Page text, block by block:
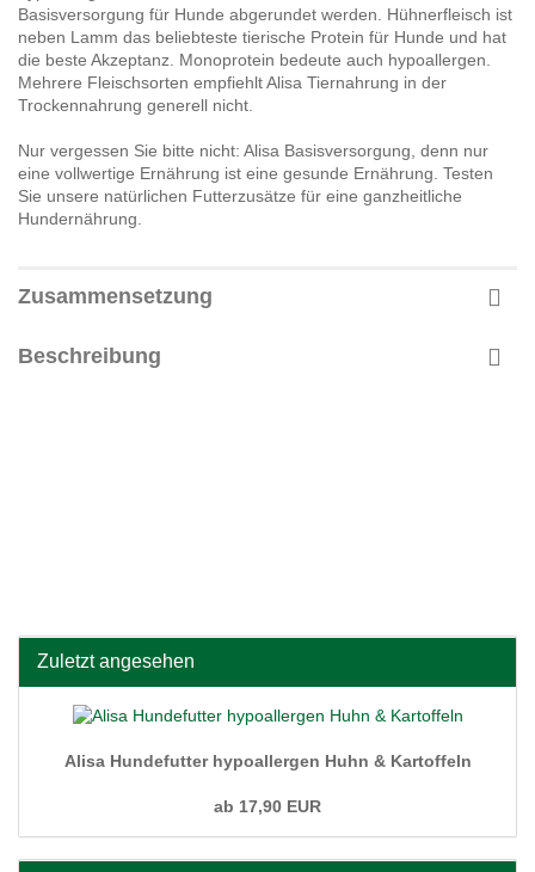
Basisversorgung für Hunde abgerundet werden. Hühnerfleisch ist
neben Lamm das beliebteste tierische Protein für Hunde und hat
die beste Akzeptanz. Monoprotein bedeute auch hypoallergen.
Mehrere Fleischsorten empfiehlt Alisa Tiernahrung in der
Trockennahrung generell nicht.
Nur vergessen Sie bitte nicht: Alisa Basisversorgung, denn nur
eine vollwertige Ernährung ist eine gesunde Ernährung. Testen
Sie unsere natürlichen Futterzusätze für eine ganzheitliche
Hundernährung.
Zusammensetzung
Beschreibung
Zuletzt angesehen
Alisa Hundefutter hypoallergen Huhn & Kartoffeln
ab 17,90 EUR